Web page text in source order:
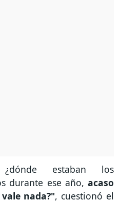
estaban los
durante ese año, acaso
nada?", cuestionó el